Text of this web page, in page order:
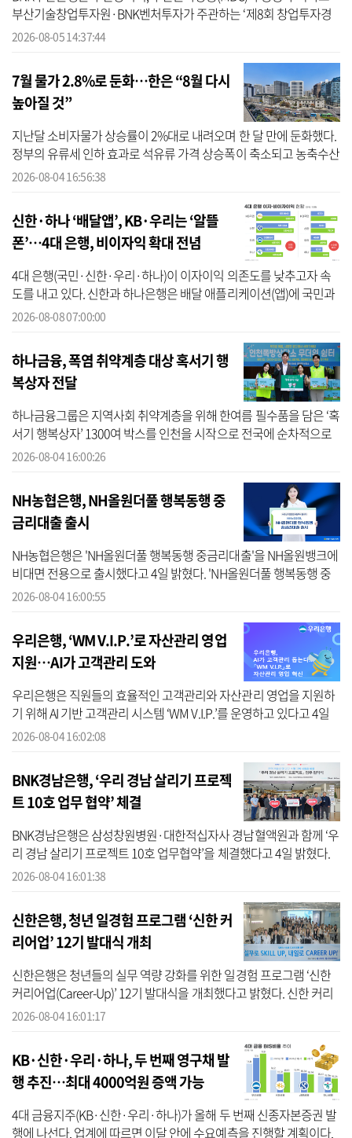
부산기술창업투자원·BNK벤처투자가 주관하는 ‘제8회 창업투자경
진대회 B-스타트업챌린지’에 총 445개사가 참가해 역대 최대 규모를
2026-08-05 14:37:44
7월 물가 2.8%로 둔화…한은 “8월 다시
높아질 것”
지난달 소비자물가 상승률이 2%대로 내려오며 한 달 만에 둔화했다.
정부의 유류세 인하 효과로 석유류 가격 상승폭이 축소되고 농축수산
물 가격 오름세도 완화된 영향이다. 다만 한국은행은 여행 관련 서비
2026-08-04 16:56:38
신한·하나 ‘배달앱’, KB·우리는 ‘알뜰
폰’…4대 은행, 비이자익 확대 전념
4대 은행(국민·신한·우리·하나)이 이자이익 의존도를 낮추고자 속
도를 내고 있다. 신한과 하나은행은 배달 애플리케이션(앱)에 국민과
우리은행은 알뜰폰 사업에 전력을 다하고 있다. 4대 은행의 올 상반기
2026-08-08 07:00:00
하나금융, 폭염 취약계층 대상 혹서기 행
복상자 전달
하나금융그룹은 지역사회 취약계층을 위해 한여름 필수품을 담은 ‘혹
서기 행복상자’ 1300여 박스를 인천을 시작으로 전국에 순차적으로
전달한다고 4일 밝혔다. 하나금융그룹은 매년 폭염과 한파, 집중호우
2026-08-04 16:00:26
NH농협은행, NH올원더풀 행복동행 중
금리대출 출시
NH농협은행은 'NH올원더풀 행복동행 중금리대출'을 NH올원뱅크에
비대면 전용으로 출시했다고 4일 밝혔다. 'NH올원더풀 행복동행 중
금리대출'은 소득증빙이 어려운 만 65세 이상 77세 이하 고객을 대상
2026-08-04 16:00:55
우리은행, ‘WM V.I.P.’로 자산관리 영업
지원…AI가 고객관리 도와
우리은행은 직원들의 효율적인 고객관리와 자산관리 영업을 지원하
기 위해 AI 기반 고객관리 시스템 ‘WM V.I.P.’를 운영하고 있다고 4일
밝혔다. WM V.I.P.는 고객의 자산 현황과 거래 이력, 과거 투자 경험
2026-08-04 16:02:08
BNK경남은행, ‘우리 경남 살리기 프로젝
트 10호 업무 협약’ 체결
BNK경남은행은 삼성창원병원·대한적십자사 경남혈액원과 함께 ‘우
리 경남 살리기 프로젝트 10호 업무협약’을 체결했다고 4일 밝혔다.
세 기관은 긴밀하고 우호적인 협력을 바탕으로 ‘우리 경남 살리기 프
2026-08-04 16:01:38
신한은행, 청년 일경험 프로그램 ‘신한 커
리어업’ 12기 발대식 개최
신한은행은 청년들의 실무 역량 강화를 위한 일경험 프로그램 ‘신한
커리어업(Career-Up)’ 12기 발대식을 개최했다고 밝혔다. 신한 커리
어업은 취업을 준비하는 청년들이 실제 기업과 유사한 환경에서 직무
2026-08-04 16:01:17
KB·신한·우리·하나, 두 번째 영구채 발
행 추진…최대 4000억원 증액 가능
4대 금융지주(KB·신한·우리·하나)가 올해 두 번째 신종자본증권 발
행에 나선다. 업계에 따르면 이달 안에 수요예측을 진행할 계획이다.